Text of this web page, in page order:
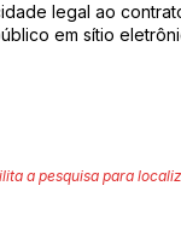
legal ao
em sítio
a pesquisa para